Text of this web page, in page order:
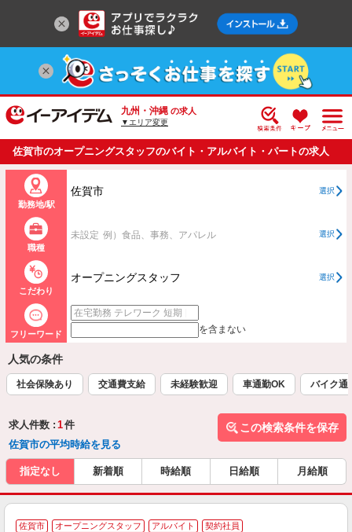
九州・沖縄 の求人
▼エリア変更
佐賀市のオープニングスタッフのバイト・アルバイト・パートの求人
情報一覧
勤務地/駅
佐賀市 選択
職種
未設定 例）食品、事務、アパレル 選択
こだわり
オープニングスタッフ 選択
フリーワード を含まない
人気の条件
社会保険あり 交通費支給 未経験歓迎 車通勤OK バイク通
求人件数 : 1件
佐賀市の平均時給を見る
この検索条件を保存
指定なし 新着順 時給順 日給順 月給順
佐賀市 オープニングスタッフ アルバイト 契約社員